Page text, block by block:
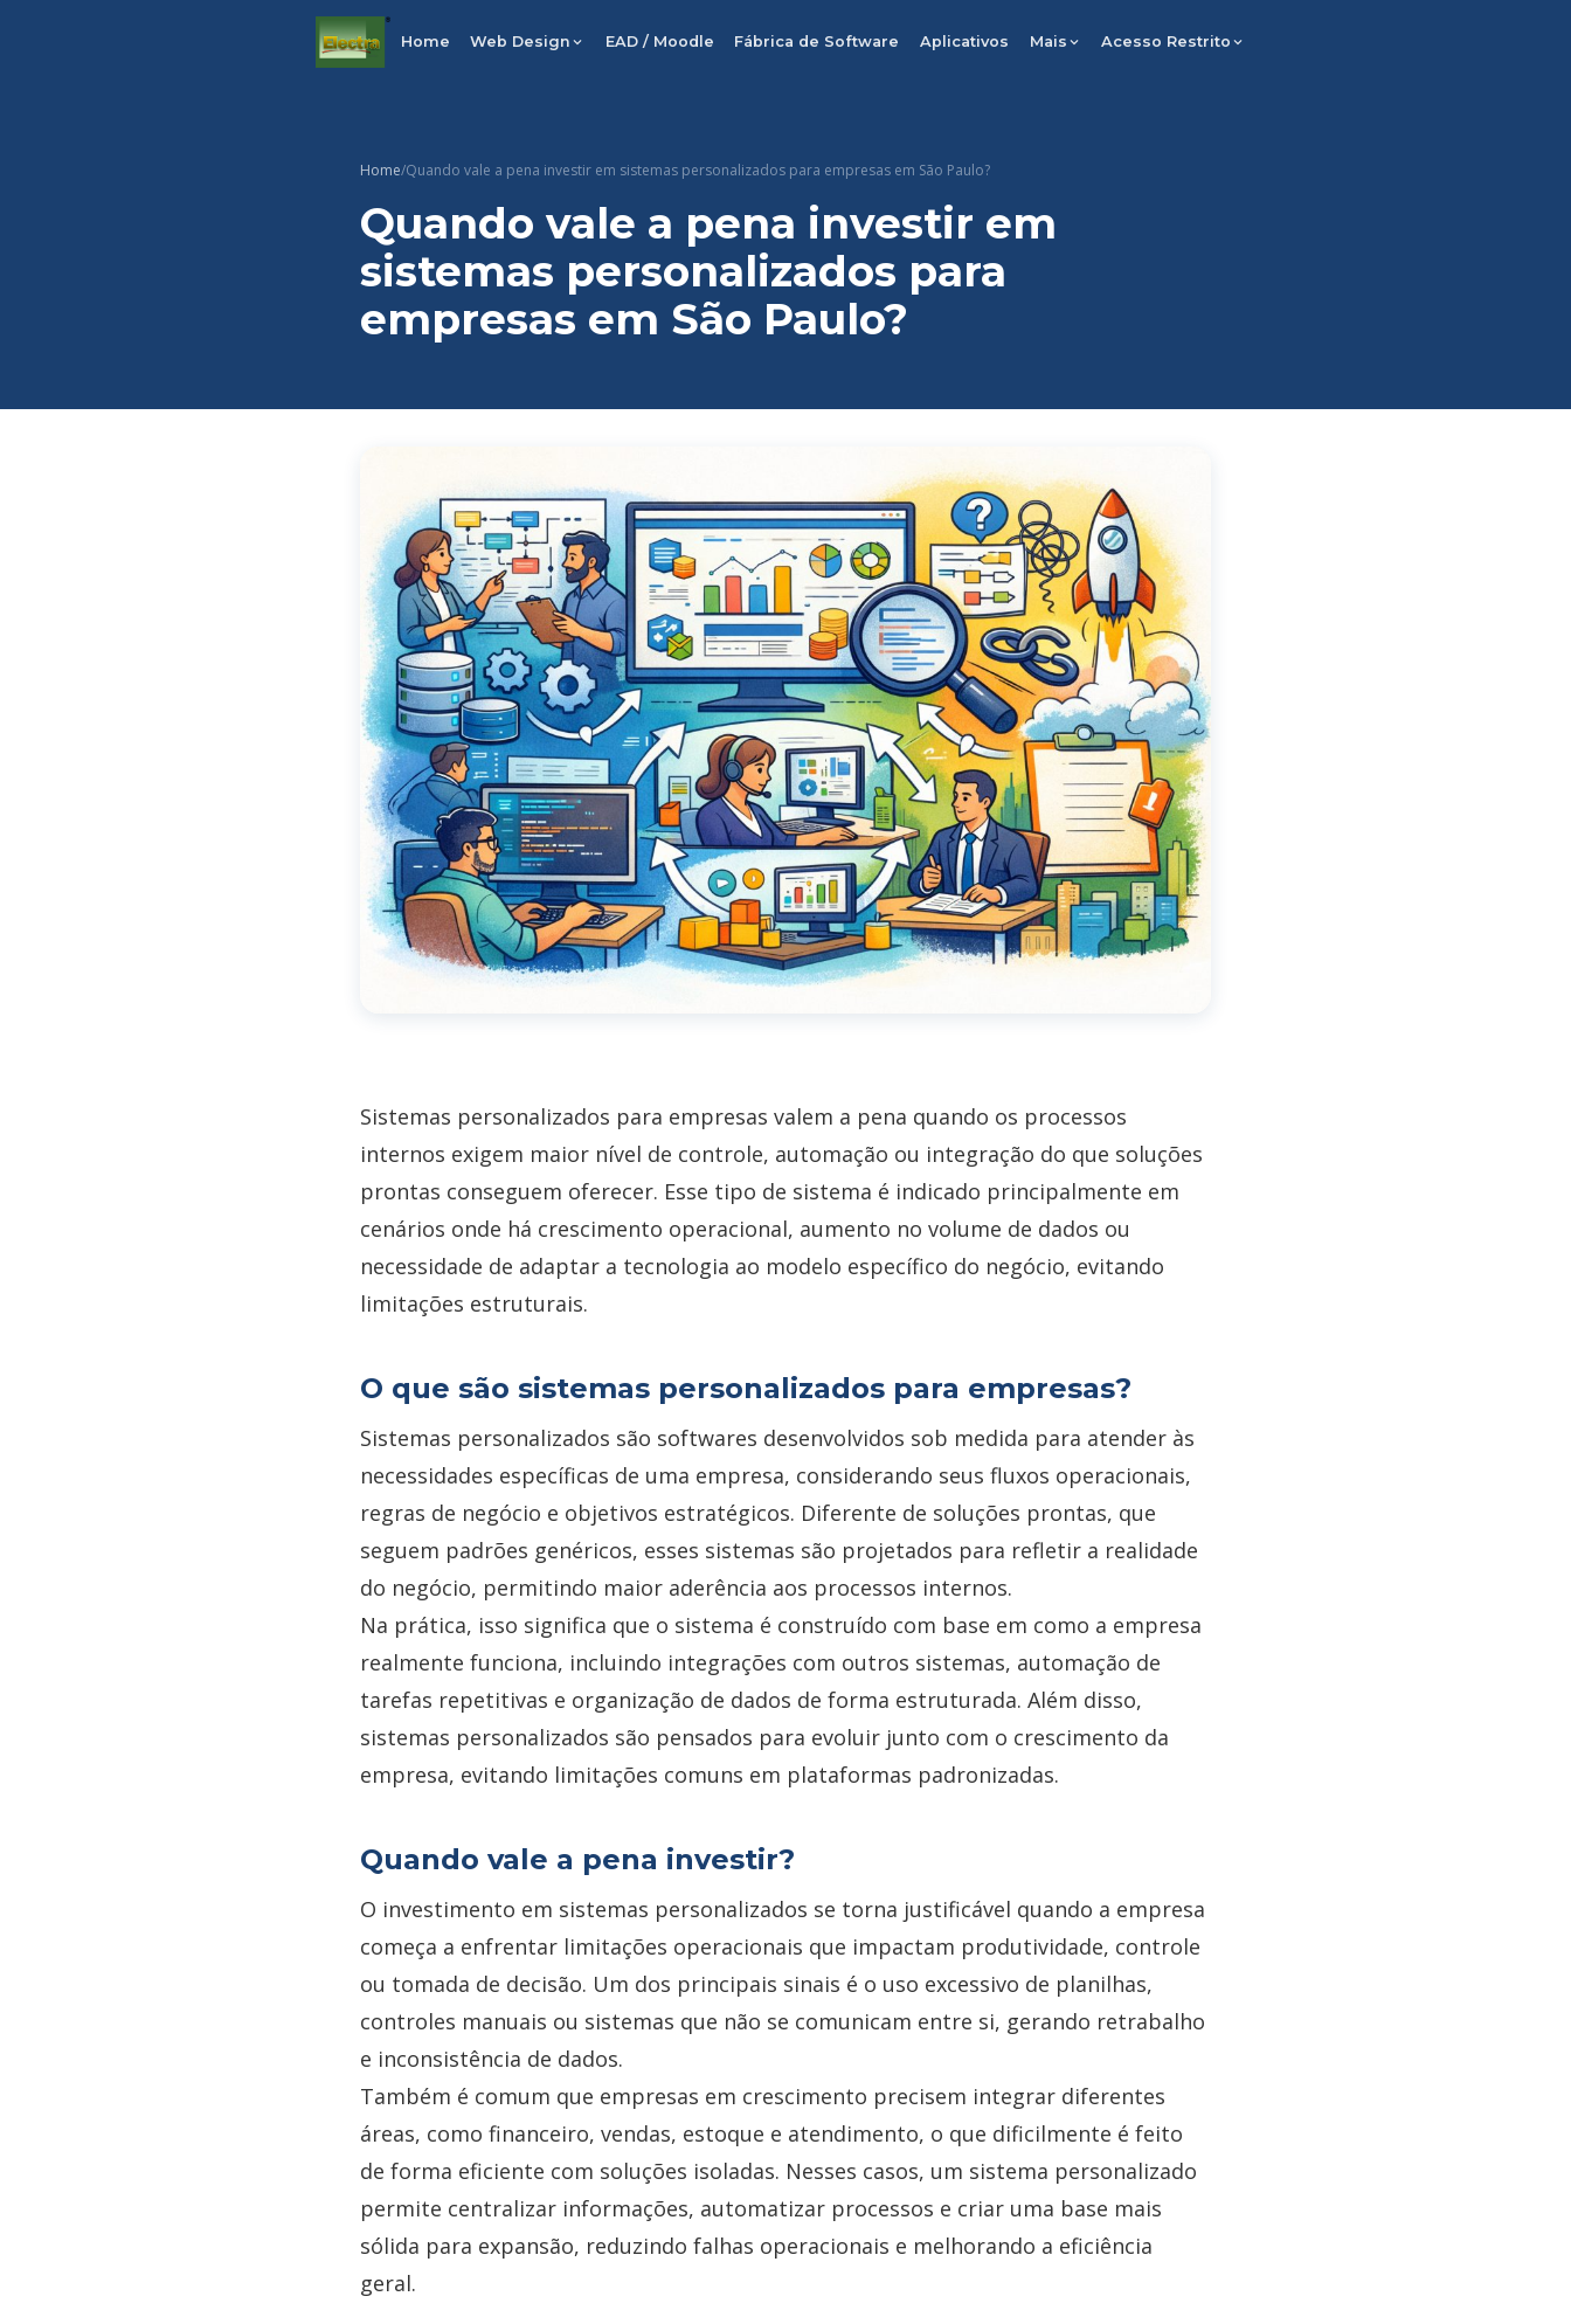
Home Web Design EAD / Moodle Fábrica de Software Aplicativos Mais Acesso Restrito
Home/Quando vale a pena investir em sistemas personalizados para empresas em São Paulo?
Quando vale a pena investir em
sistemas personalizados para
empresas em São Paulo?
Sistemas personalizados para empresas valem a pena quando os processos
internos exigem maior nível de controle, automação ou integração do que soluções
prontas conseguem oferecer. Esse tipo de sistema é indicado principalmente em
cenários onde há crescimento operacional, aumento no volume de dados ou
necessidade de adaptar a tecnologia ao modelo específico do negócio, evitando
limitações estruturais.
O que são sistemas personalizados para empresas?
Sistemas personalizados são softwares desenvolvidos sob medida para atender às
necessidades específicas de uma empresa, considerando seus fluxos operacionais,
regras de negócio e objetivos estratégicos. Diferente de soluções prontas, que
seguem padrões genéricos, esses sistemas são projetados para refletir a realidade
do negócio, permitindo maior aderência aos processos internos.
Na prática, isso significa que o sistema é construído com base em como a empresa
realmente funciona, incluindo integrações com outros sistemas, automação de
tarefas repetitivas e organização de dados de forma estruturada. Além disso,
sistemas personalizados são pensados para evoluir junto com o crescimento da
empresa, evitando limitações comuns em plataformas padronizadas.
Quando vale a pena investir?
O investimento em sistemas personalizados se torna justificável quando a empresa
começa a enfrentar limitações operacionais que impactam produtividade, controle
ou tomada de decisão. Um dos principais sinais é o uso excessivo de planilhas,
controles manuais ou sistemas que não se comunicam entre si, gerando retrabalho
e inconsistência de dados.
Também é comum que empresas em crescimento precisem integrar diferentes
áreas, como financeiro, vendas, estoque e atendimento, o que dificilmente é feito
de forma eficiente com soluções isoladas. Nesses casos, um sistema personalizado
permite centralizar informações, automatizar processos e criar uma base mais
sólida para expansão, reduzindo falhas operacionais e melhorando a eficiência
geral.